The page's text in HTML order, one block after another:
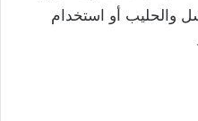
والحليب أو استخدام